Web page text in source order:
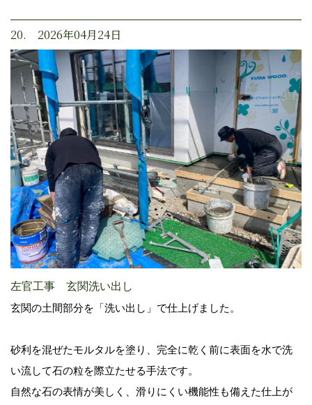
20. 2026年04月24日
左官工事 玄関洗い出し
玄関の土間部分を「洗い出し」で仕上げました。
砂利を混ぜたモルタルを塗り、完全に乾く前に表面を水で洗
い流して石の粒を際立たせる手法です。
自然な石の表情が美しく、滑りにくい機能性も備えた仕上が